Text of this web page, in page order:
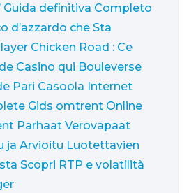
Guida definitiva Completo
d’azzardo che Sta
Chicken Road : Ce
Casino qui Bouleverse
Pari Casoola Internet
Gids omtrent Online
Parhaat Verovapaat
ja Arvioitu Luotettavien
Scopri RTP e volatilità